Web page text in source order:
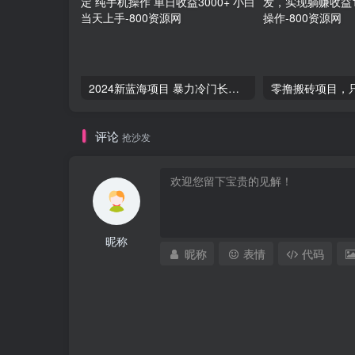
2024新蓝海项目 暴力冷门长期稳定 纯手机操作 单日收益3000+ 小白当天上手
评论 抢沙发
昵称
昵称
表情 代码